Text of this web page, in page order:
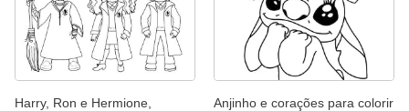
Harry, Ron e Hermione,
Anjinho e corações para colorir